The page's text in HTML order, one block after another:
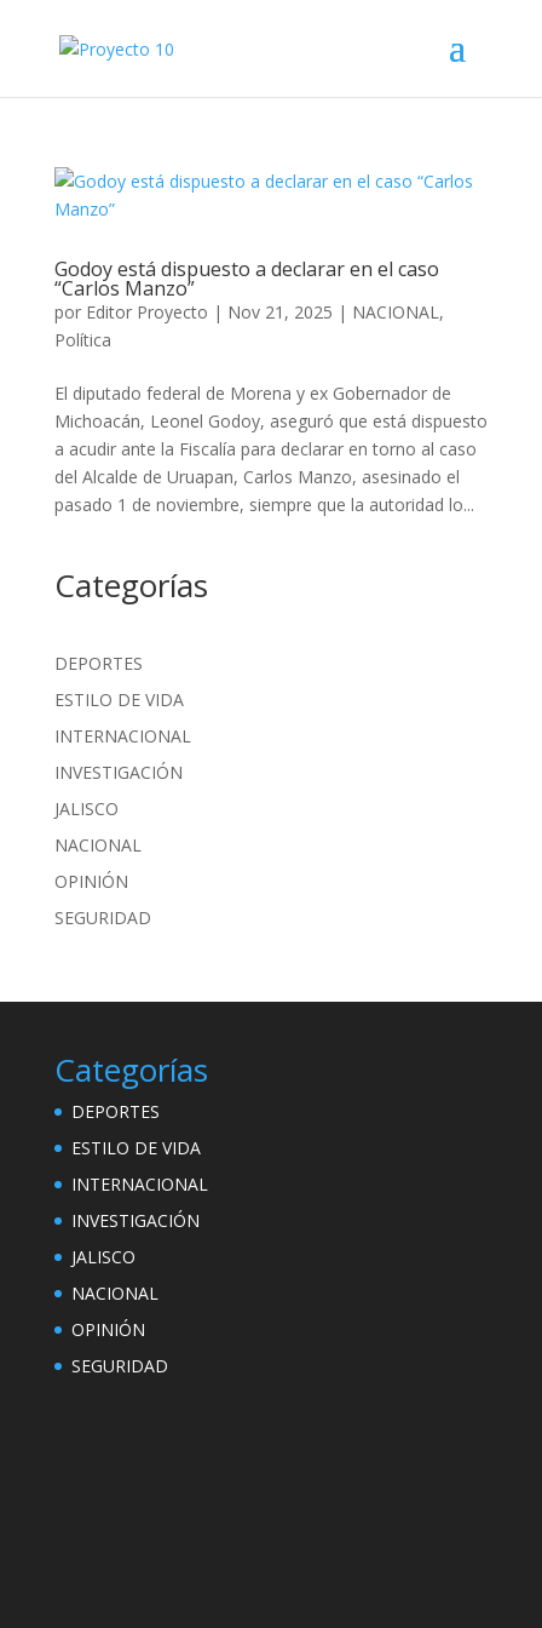
Godoy está dispuesto a declarar en el caso
“Carlos Manzo”
por Editor Proyecto | Nov 21, 2025 | NACIONAL,
Política
El diputado federal de Morena y ex Gobernador de
Michoacán, Leonel Godoy, aseguró que está dispuesto
a acudir ante la Fiscalía para declarar en torno al caso
del Alcalde de Uruapan, Carlos Manzo, asesinado el
pasado 1 de noviembre, siempre que la autoridad lo...
Categorías
DEPORTES
ESTILO DE VIDA
INTERNACIONAL
INVESTIGACIÓN
JALISCO
NACIONAL
OPINIÓN
SEGURIDAD
Categorías
DEPORTES
ESTILO DE VIDA
INTERNACIONAL
INVESTIGACIÓN
JALISCO
NACIONAL
OPINIÓN
SEGURIDAD